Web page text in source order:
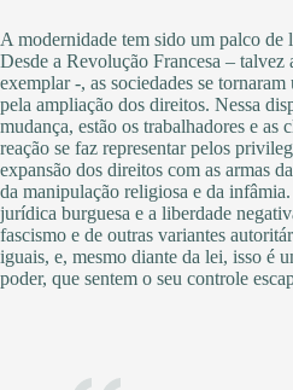
A modernidade tem sido um palco de
Desde a Revolução Francesa –
exemplar -, as sociedades se
pela ampliação dos direitos. Nessa
mudança, estão os trabalhadores e as
reação se faz representar pelos
expansão dos direitos com as armas
da manipulação religiosa e da
jurídica burguesa e a liberdade
fascismo e de outras variantes
iguais, e, mesmo diante da lei, isso é
poder, que sentem o seu controle